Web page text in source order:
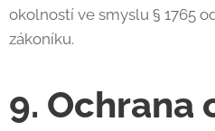
okolností ve smyslu § 1765
zákoníku.
9. Ochrana